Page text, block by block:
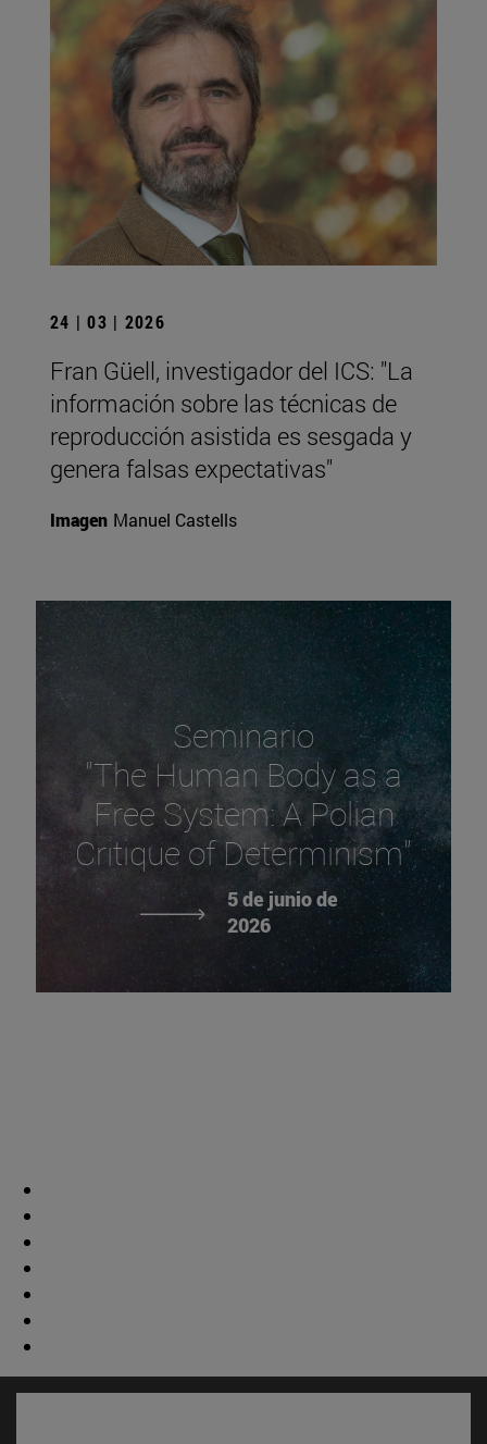
24 | 03 | 2026
Fran Güell, investigador del ICS: "La
información sobre las técnicas de
reproducción asistida es sesgada y
genera falsas expectativas"
Imagen Manuel Castells
Seminario
"The Human Body as a
Free System: A Polian
Critique of Determinism"
5 de junio de
2026